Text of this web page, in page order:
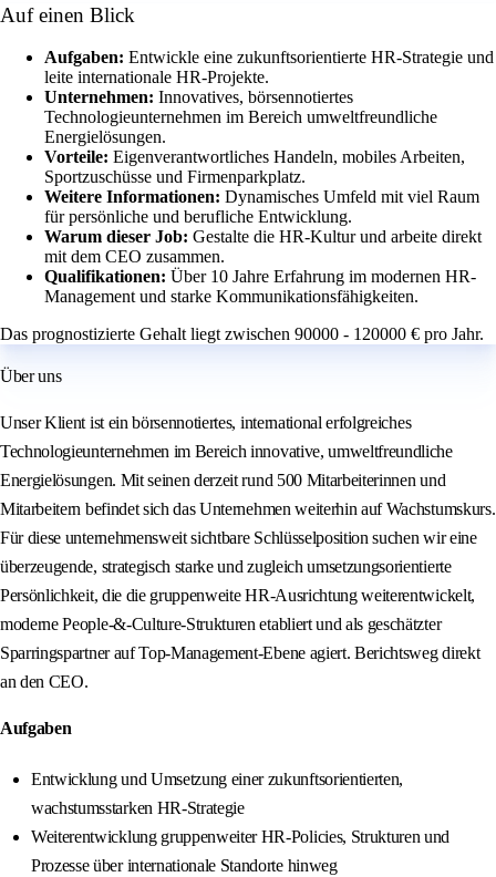
Auf einen Blick
Aufgaben: Entwickle eine zukunftsorientierte HR-Strategie und
leite internationale HR-Projekte.
Unternehmen: Innovatives, börsennotiertes
Technologieunternehmen im Bereich umweltfreundliche
Energielösungen.
Vorteile: Eigenverantwortliches Handeln, mobiles Arbeiten,
Sportzuschüsse und Firmenparkplatz.
Weitere Informationen: Dynamisches Umfeld mit viel Raum
für persönliche und berufliche Entwicklung.
Warum dieser Job: Gestalte die HR-Kultur und arbeite direkt
mit dem CEO zusammen.
Qualifikationen: Über 10 Jahre Erfahrung im modernen HR-
Management und starke Kommunikationsfähigkeiten.
Das prognostizierte Gehalt liegt zwischen 90000 - 120000 € pro Jahr.
Über uns
Unser Klient ist ein börsennotiertes, international erfolgreiches
Technologieunternehmen im Bereich innovative, umweltfreundliche
Energielösungen. Mit seinen derzeit rund 500 Mitarbeiterinnen und
Mitarbeitern befindet sich das Unternehmen weiterhin auf Wachstumskurs.
Für diese unternehmensweit sichtbare Schlüsselposition suchen wir eine
überzeugende, strategisch starke und zugleich umsetzungsorientierte
Persönlichkeit, die die gruppenweite HR-Ausrichtung weiterentwickelt,
moderne People-&-Culture-Strukturen etabliert und als geschätzter
Sparringspartner auf Top-Management-Ebene agiert. Berichtsweg direkt
an den CEO.
Aufgaben
Entwicklung und Umsetzung einer zukunftsorientierten,
wachstumsstarken HR-Strategie
Weiterentwicklung gruppenweiter HR-Policies, Strukturen und
Prozesse über internationale Standorte hinweg